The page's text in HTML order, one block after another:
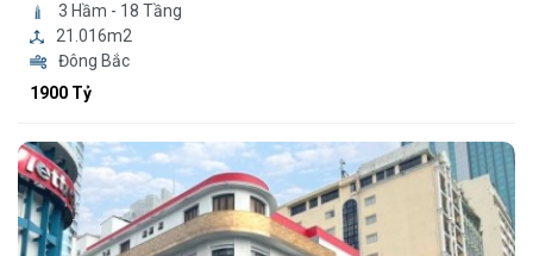
3 Hầm - 18 Tầng
21.016m2
Đông Bắc
1900 Tỷ